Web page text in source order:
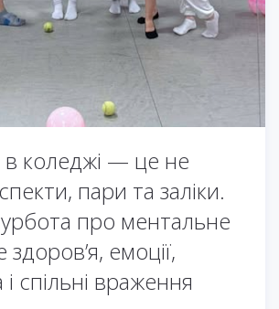
коледжі — це не
пари та заліки.
про ментальне
здоров’я, емоції,
спільні враження